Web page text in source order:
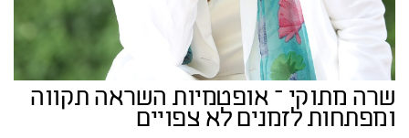
שרה מתוקי – אופטמיות השראה תקווה
ומפתחות לזמנים לא צפויים